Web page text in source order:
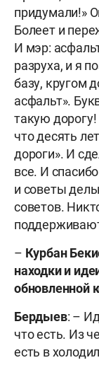
придумали!»
Болеет и
И мэр:
разруха, и я
базу, кругом
асфальт».
такую
что десять
дороги». И
все. И
и советы
советов.
– Курбан
находки и
обновленной
Бердыев: –
что есть. Из
есть в